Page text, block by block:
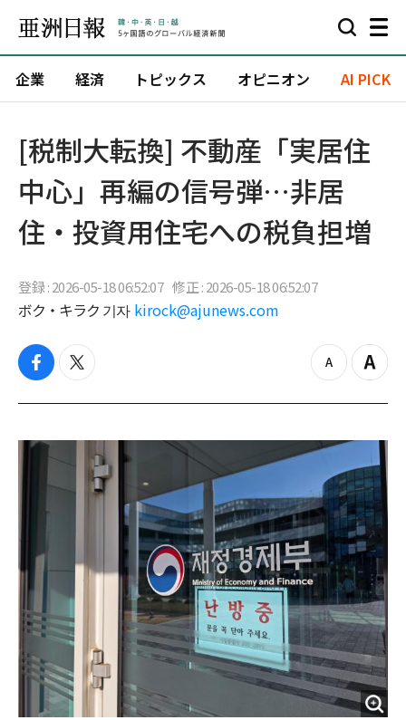
企業 経済 トピックス オピニオン AI PICK
[税制大転換] 不動産「実居住
中心」再編の信号弾…非居
住・投資用住宅への税負担増
登録 : 2026-05-18 06:52:07 修正 : 2026-05-18 06:52:07
ボク・キラク 기자 kirock@ajunews.com
f
c
b
t
i
t
z
o
o
t
Z
o
i